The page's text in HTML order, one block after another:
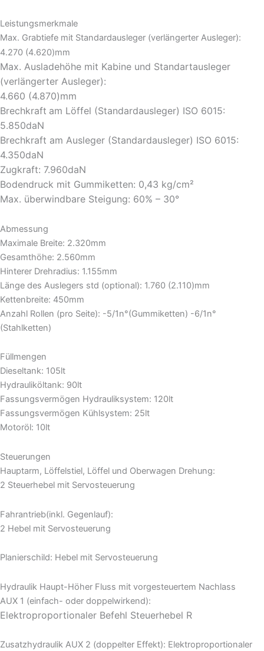
Leistungsmerkmale
Max. Grabtiefe mit Standardausleger (verlängerter Ausleger):
4.270 (4.620)mm
Max. Ausladehöhe mit Kabine und Standartausleger
(verlängerter Ausleger):
4.660 (4.870)mm
Brechkraft am Löffel (Standardausleger) ISO 6015:
5.850daN
Brechkraft am Ausleger (Standardausleger) ISO 6015:
4.350daN
Zugkraft: 7.960daN
Bodendruck mit Gummiketten: 0,43 kg/cm²
Max. überwindbare Steigung: 60% – 30°
Abmessung
Maximale Breite: 2.320mm
Gesamthöhe: 2.560mm
Hinterer Drehradius: 1.155mm
Länge des Auslegers std (optional): 1.760 (2.110)mm
Kettenbreite: 450mm
Anzahl Rollen (pro Seite): -5/1n°(Gummiketten) -6/1n°
(Stahlketten)
Füllmengen
Dieseltank: 105lt
Hydrauliköltank: 90lt
Fassungsvermögen Hydrauliksystem: 120lt
Fassungsvermögen Kühlsystem: 25lt
Motoröl: 10lt
Steuerungen
Hauptarm, Löffelstiel, Löffel und Oberwagen Drehung:
2 Steuerhebel mit Servosteuerung
Fahrantrieb(inkl. Gegenlauf):
2 Hebel mit Servosteuerung
Planierschild: Hebel mit Servosteuerung
Hydraulik Haupt-Höher Fluss mit vorgesteuertem Nachlass
AUX 1 (einfach- oder doppelwirkend):
Elektroproportionaler Befehl Steuerhebel R
Zusatzhydraulik AUX 2 (doppelter Effekt): Elektroproportionaler